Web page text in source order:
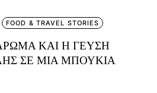
FOOD & TRAVEL STORIES
ΚΑΙ Η ΓΕΥΣΗ
ΣΕ ΜΙΑ ΜΠΟΥΚΙΑ